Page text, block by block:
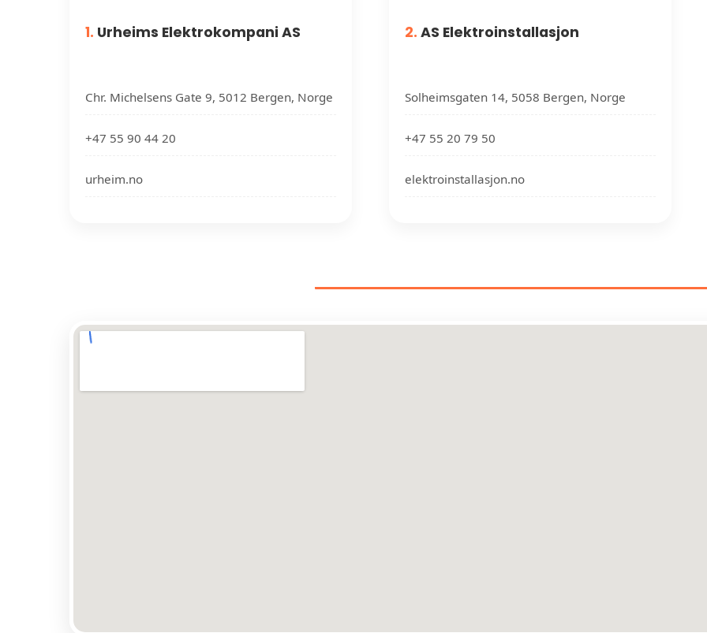
1. Urheims Elektrokompani AS
Chr. Michelsens Gate 9, 5012 Bergen, Norge
+47 55 90 44 20
urheim.no
2. AS Elektroinstallasjon
Solheimsgaten 14, 5058 Bergen, Norge
+47 55 20 79 50
elektroinstallasjon.no